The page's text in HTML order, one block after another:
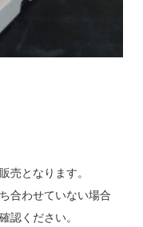
売となります。
合わせていない場合
認ください。